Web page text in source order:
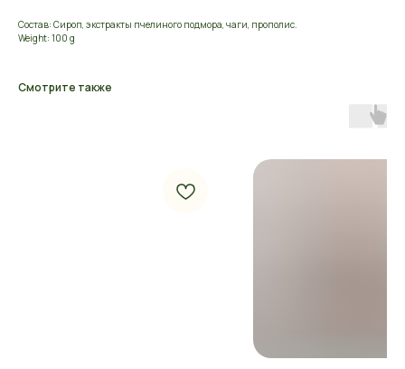
Состав: Сироп, экстракты пчелиного подмора, чаги, прополис.
Weight: 100 g
Смотрите также